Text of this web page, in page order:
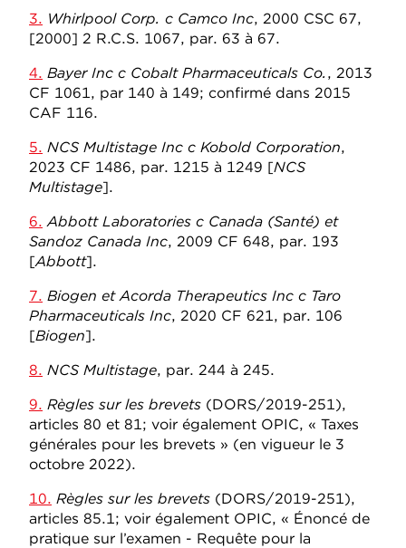
3. Whirlpool Corp. c Camco Inc, 2000 CSC 67,
[2000] 2 R.C.S. 1067, par. 63 à 67.
4. Bayer Inc c Cobalt Pharmaceuticals Co., 2013
CF 1061, par 140 à 149; confirmé dans 2015
CAF 116.
5. NCS Multistage Inc c Kobold Corporation,
2023 CF 1486, par. 1215 à 1249 [NCS
Multistage].
6. Abbott Laboratories c Canada (Santé) et
Sandoz Canada Inc, 2009 CF 648, par. 193
[Abbott].
7. Biogen et Acorda Therapeutics Inc c Taro
Pharmaceuticals Inc, 2020 CF 621, par. 106
[Biogen].
8. NCS Multistage, par. 244 à 245.
9. Règles sur les brevets (DORS/2019-251),
articles 80 et 81; voir également OPIC, « Taxes
générales pour les brevets » (en vigueur le 3
octobre 2022).
10. Règles sur les brevets (DORS/2019-251),
articles 85.1; voir également OPIC, « Énoncé de
pratique sur l’examen - Requête pour la